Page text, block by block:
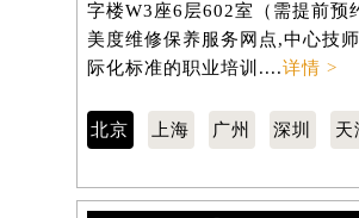
字楼W3座6层602室（需提前预
美度维修保养服务网点,中心技
际化标准的职业培训....详情 >
北京 上海 广州 深圳 天